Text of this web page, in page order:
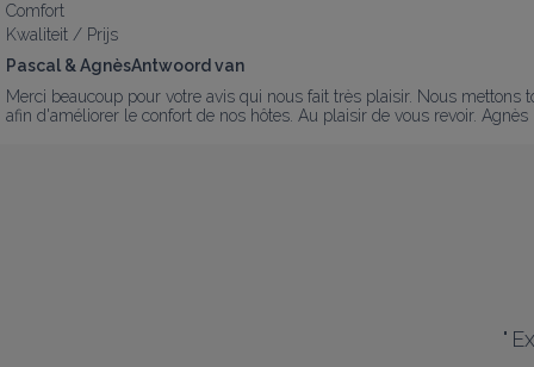
Comfort
Kwaliteit / Prijs
Pascal & AgnèsAntwoord van
Merci beaucoup pour votre avis qui nous fait très plaisir. Nous
afin d'améliorer le confort de nos hôtes. Au plaisir de vous revoir. Agnès
"